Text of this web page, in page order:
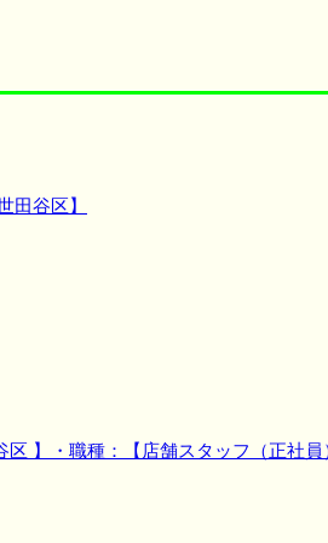
田谷区】
】・職種：【店舗スタッフ（正社員